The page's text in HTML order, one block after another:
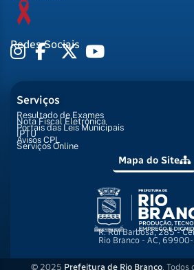
Redes Sociais
Serviços
Resultado de Exames
Nota Fiscal Eletrônica
Portais das Leis Municipais
IPTU
Avisos CPL
Serviços Online
Mapa do Site
R. Rui Barbosa, 285 -
Rio Branco - AC,
© 2025 Prefeitura de Rio Branco .